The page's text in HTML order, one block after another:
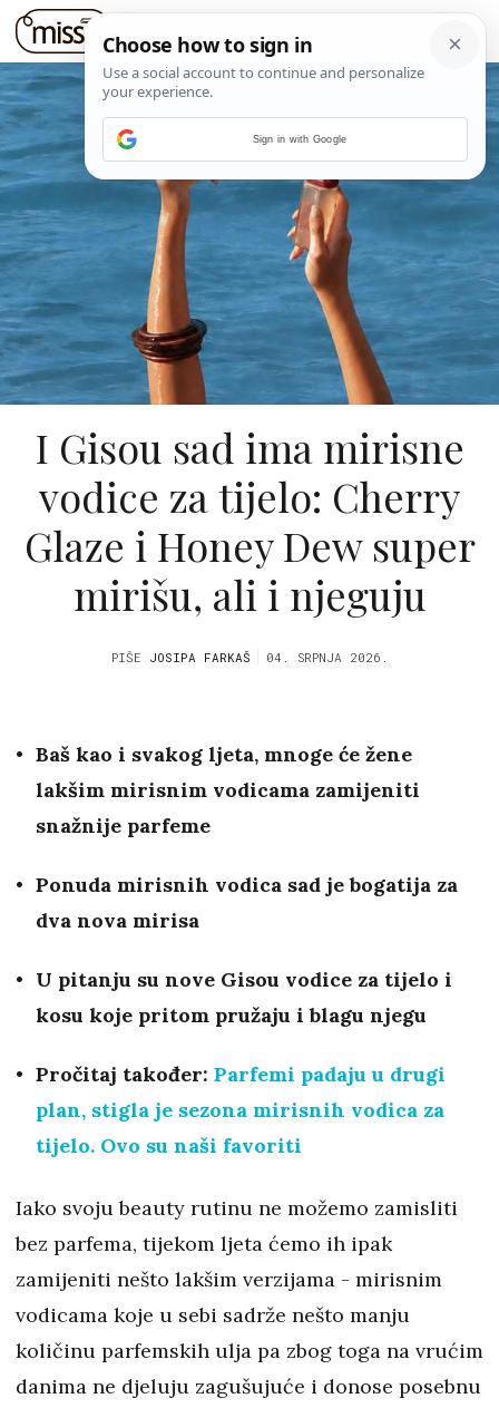
I Gisou sad ima mirisne
vodice za tijelo: Cherry
Glaze i Honey Dew super
mirišu, ali i njeguju
PIŠE JOSIPA FARKAŠ 04. SRPNJA 2026.
Baš kao i svakog ljeta, mnoge će žene
lakšim mirisnim vodicama zamijeniti
snažnije parfeme
Ponuda mirisnih vodica sad je bogatija za
dva nova mirisa
U pitanju su nove Gisou vodice za tijelo i
kosu koje pritom pružaju i blagu njegu
Pročitaj također: Parfemi padaju u drugi
plan, stigla je sezona mirisnih vodica za
tijelo. Ovo su naši favoriti
Iako svoju beauty rutinu ne možemo zamisliti
bez parfema, tijekom ljeta ćemo ih ipak
zamijeniti nešto lakšim verzijama - mirisnim
vodicama koje u sebi sadrže nešto manju
količinu parfemskih ulja pa zbog toga na vrućim
danima ne djeluju zagušujuće i donose posebnu
Sign in with Google